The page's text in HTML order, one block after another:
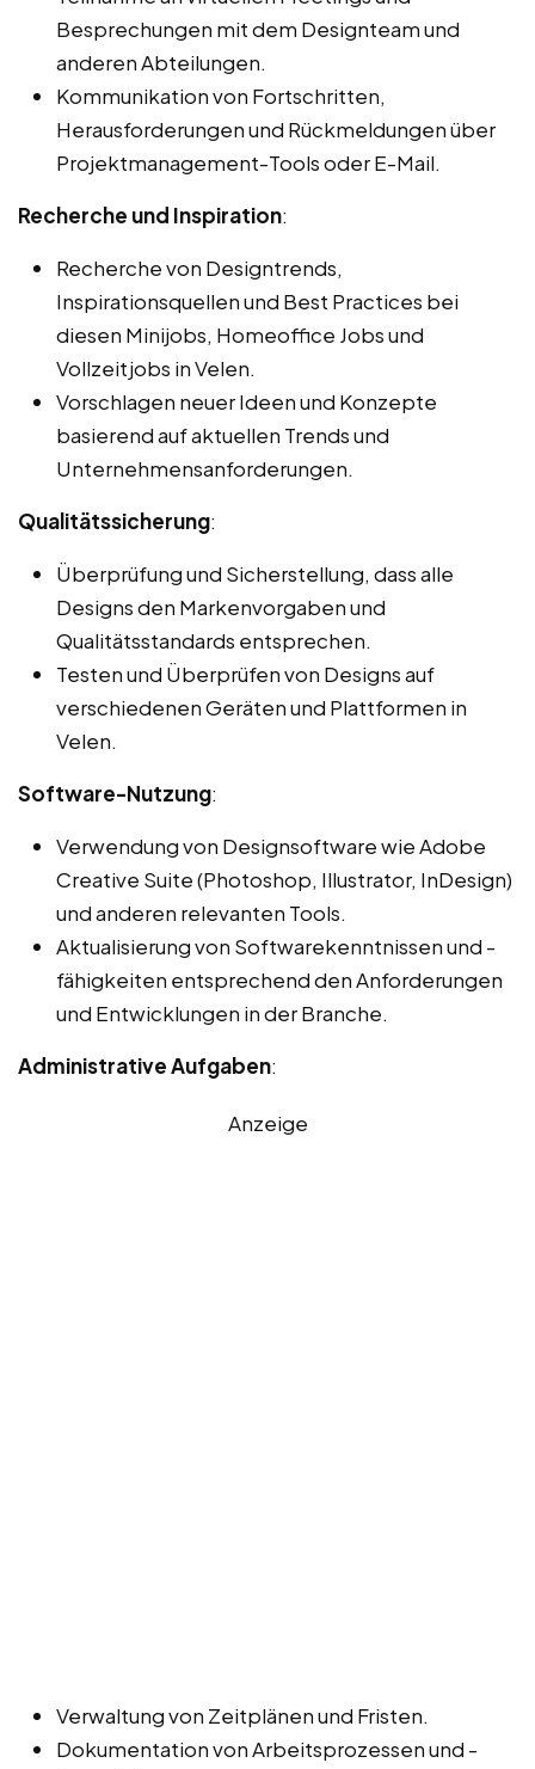
Besprechungen mit dem Designteam und
anderen Abteilungen.
Kommunikation von Fortschritten,
Herausforderungen und Rückmeldungen über
Projektmanagement-Tools oder E-Mail.
Recherche und Inspiration:
Recherche von Designtrends,
Inspirationsquellen und Best Practices bei
diesen Minijobs, Homeoffice Jobs und
Vollzeitjobs in Velen.
Vorschlagen neuer Ideen und Konzepte
basierend auf aktuellen Trends und
Unternehmensanforderungen.
Qualitätssicherung:
Überprüfung und Sicherstellung, dass alle
Designs den Markenvorgaben und
Qualitätsstandards entsprechen.
Testen und Überprüfen von Designs auf
verschiedenen Geräten und Plattformen in
Velen.
Software-Nutzung:
Verwendung von Designsoftware wie Adobe
Creative Suite (Photoshop, Illustrator, InDesign)
und anderen relevanten Tools.
Aktualisierung von Softwarekenntnissen und -
fähigkeiten entsprechend den Anforderungen
und Entwicklungen in der Branche.
Administrative Aufgaben:
Anzeige
Verwaltung von Zeitplänen und Fristen.
Dokumentation von Arbeitsprozessen und -